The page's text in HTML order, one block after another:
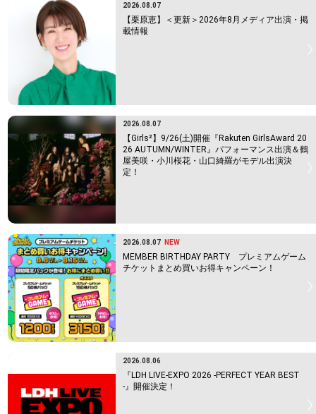
2026.08.07
【栗原恵】＜更新＞2026年8月メディア出演・掲
載情報
2026.08.07
【Girls²】9/26(土)開催『Rakuten GirlsAward 20
26 AUTUMN/WINTER』パフォーマンス出演＆鶴
屋美咲・小川桜花・山口綺羅がモデル出演決
定！
2026.08.07 NEW
MEMBER BIRTHDAY PARTY プレミアムゲーム
チケットまとめ買いお得キャンペーン！
2026.08.06
『LDH LIVE-EXPO 2026 -PERFECT YEAR BEST
-』開催決定！